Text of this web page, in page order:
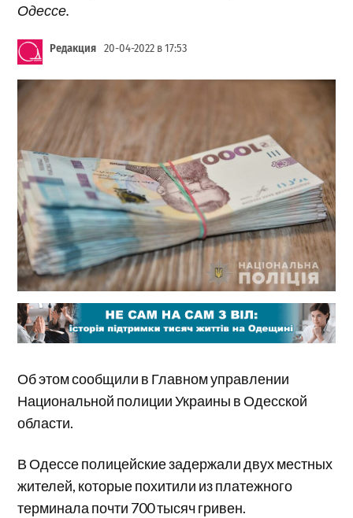
Одессе.
Редакция 20-04-2022 в 17:53
Об этом сообщили в Главном управлении
Национальной полиции Украины в Одесской
области.
В Одессе полицейские задержали двух местных
жителей, которые похитили из платежного
терминала почти 700 тысяч гривен.